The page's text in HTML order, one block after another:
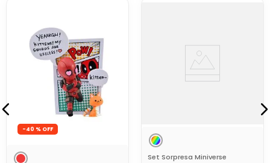
-40 %
Set Sorpresa Miniverse